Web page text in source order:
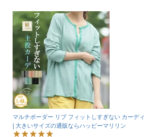
マルチボーダー リブ フィットしすぎない カーデ
| 大きいサイズの通販ならハッピーマリリン